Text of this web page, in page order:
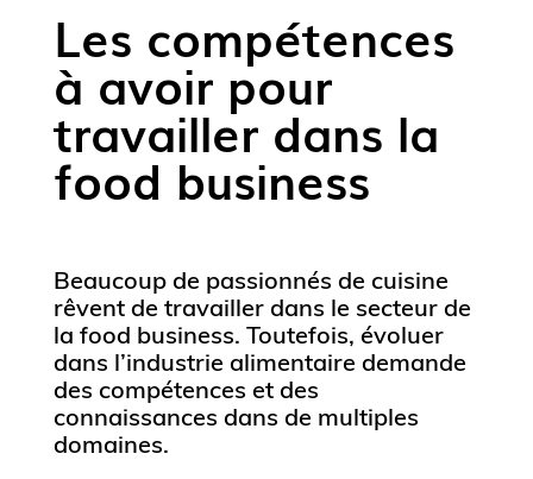
Les compétences
à avoir pour
travailler dans la
food business
Beaucoup de passionnés de cuisine
rêvent de travailler dans le secteur de
la food business. Toutefois, évoluer
dans l’industrie alimentaire demande
des compétences et des
connaissances dans de multiples
domaines.